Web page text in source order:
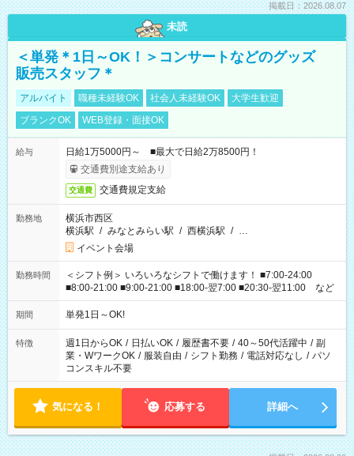
掲載日：2026.08.07
未読
＜単発＊1日～OK！＞コンサートなどのグッズ
販売スタッフ＊
アルバイト 職種未経験OK 社会人未経験OK
大学生歓迎
ブランクOK
WEB登録・面接OK
給与
日給1万5000円～ ■最大で日給2万8500円！
交通費別途支給あり
交通費 交通費規定支給
勤務地
横浜市西区
横浜駅 / みなとみらい駅 / 西横浜駅 / …
イベント会場
勤務時間
＜シフト例＞ いろいろなシフトで働けます！ ■7:00-24:00
■8:00-21:00 ■9:00-21:00 ■18:00-翌7:00 ■20:30-翌11:00 など
期間 単発1日～OK!
特徴 週1日からOK / 日払いOK / 履歴書不要 / 40～50代活躍中 / 副
業・WワークOK / 服装自由 / シフト勤務 / 電話対応なし / パソ
コンスキル不要
気になる！ 応募する 詳細へ